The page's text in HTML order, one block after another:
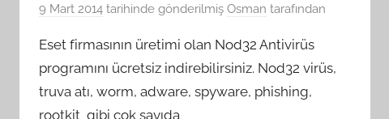
9 Mart 2014 tarihinde gönderilmiş Osman tarafından
Eset firmasının üretimi olan Nod32 Antivirüs
programını ücretsiz indirebilirsiniz. Nod32 virüs,
truva atı, worm, adware, spyware, phishing,
rootkit gibi çok sayıda